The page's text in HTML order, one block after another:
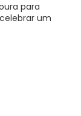
para
um